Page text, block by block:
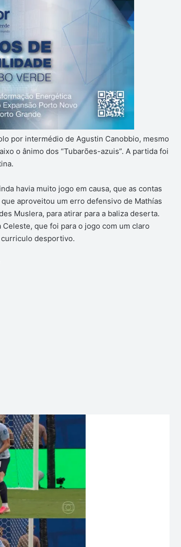
por intermédio de Agustin Canobbio, mesmo
o ânimo dos “Tubarões-azuis”. A partida foi
havia muito jogo em causa, que as contas
aproveitou um erro defensivo de Mathías
Muslera, para atirar para a baliza deserta.
que foi para o jogo com um claro
desportivo.